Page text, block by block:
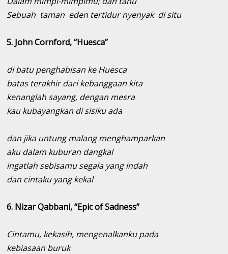
Sebuah taman eden tertidur nyenyak di situ
5. John Cornford, “Huesca”
di batu penghabisan ke Huesca
batas terakhir dari kebanggaan kita
kenanglah sayang, dengan mesra
kau kubayangkan di sisiku ada
dan jika untung malang menghamparkan
aku dalam kuburan dangkal
ingatlah sebisamu segala yang indah
dan cintaku yang kekal
6. Nizar Qabbani, “Epic of Sadness”
Cintamu, kekasih, mengenalkanku pada
kebiasaan buruk